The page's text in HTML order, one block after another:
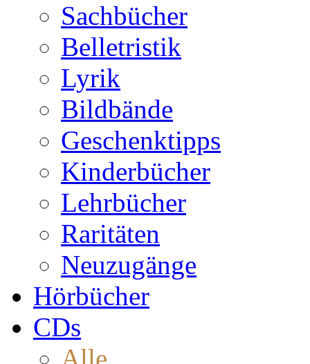
Sachbücher
Belletristik
Lyrik
Bildbände
Geschenktipps
Kinderbücher
Lehrbücher
Raritäten
Neuzugänge
Hörbücher
CDs